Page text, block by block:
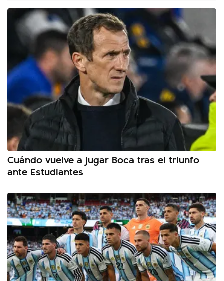
Cuándo vuelve a jugar Boca tras el triunfo
ante Estudiantes